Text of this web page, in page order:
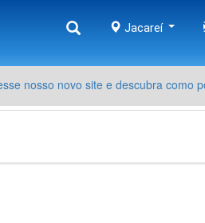
Jacareí
nosso novo site e descubra como